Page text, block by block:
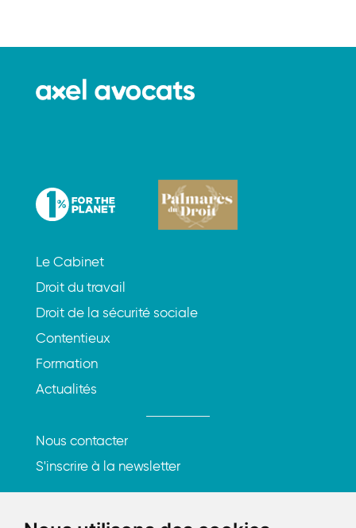
Le Cabinet
Droit du travail
Droit de la sécurité sociale
Contentieux
Formation
Actualités
Nous contacter
S'inscrire à la newsletter
Rencontrons-nous